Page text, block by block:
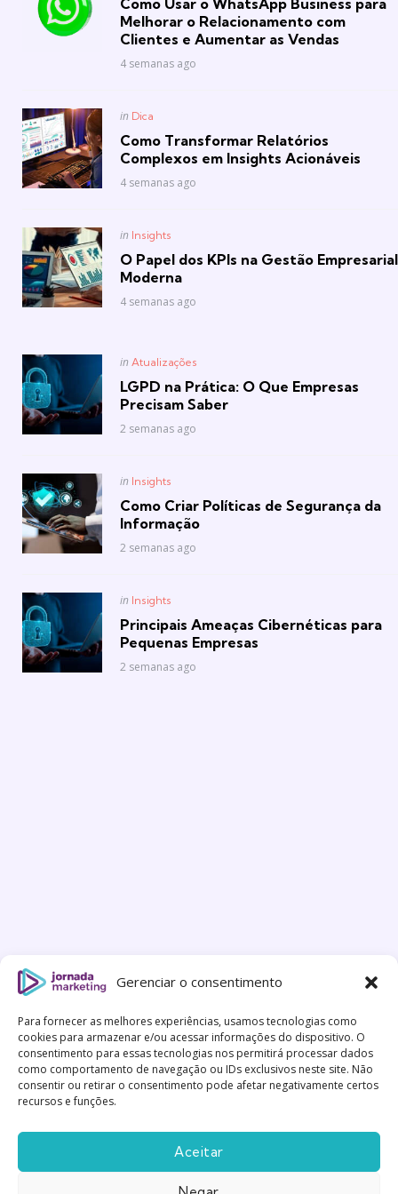
Gerenciar o consentimento
Para fornecer as melhores experiências, usamos tecnologias como
cookies para armazenar e/ou acessar informações do dispositivo. O
consentimento para essas tecnologias nos permitirá processar dados
como comportamento de navegação ou IDs exclusivos neste site. Não
consentir ou retirar o consentimento pode afetar negativamente certos
recursos e funções.
Aceitar
Como Usar o WhatsApp Business para
Melhorar o Relacionamento com
Clientes e Aumentar as Vendas
4 semanas ago
Posted
in Dica
Como Transformar Relatórios
Complexos em Insights Acionáveis
4 semanas ago
Posted
in Insights
O Papel dos KPIs na Gestão Empresarial
Moderna
4 semanas ago
Posted
in Atualizações
LGPD na Prática: O Que Empresas
Precisam Saber
2 semanas ago
Posted
in Insights
Como Criar Políticas de Segurança da
Informação
2 semanas ago
Posted
in Insights
Principais Ameaças Cibernéticas para
Pequenas Empresas
2 semanas ago